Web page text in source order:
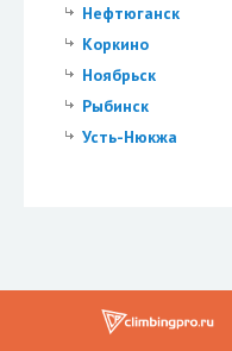
Нефтюганск
Коркино
Ноябрьск
Рыбинск
Усть-Нюкжа